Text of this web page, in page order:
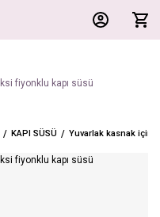
KAPI SÜSÜ Yuvarlak kasnak